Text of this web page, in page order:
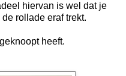
hiervan is wel dat je
rollade eraf trekt.
heeft.